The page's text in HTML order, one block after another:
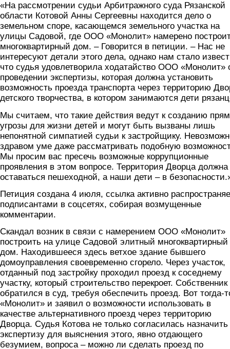
«На рассмотрении судьи Арбитражного суда Рязанской
области Котовой Анны Сергеевны находится дело о
земельном споре, касающемся земельного участка на
улицы Садовой, где ООО «Монолит» намерено
многоквартирный дом. – Говорится в петиции. – Нас не
интересуют детали этого дела, однако нам стало
что судья удовлетворила ходатайство ООО «Монолит»
проведении экспертизы, которая должна установить
возможность проезда транспорта через территорию
детского творчества, в котором занимаются дети
Мы считаем, что такие действия ведут к созданию
угрозы для жизни детей и могут быть вызваны лишь
непонятной симпатией судьи к застройщику.
здравом уме даже рассматривать подобную
Мы просим вас пресечь возможные коррупционные
проявления в этом вопросе. Территория Дворца должна
оставаться пешеходной, а наши дети – в
Петиция создана 4 июля, ссылка активно
подписантами в соцсетях, собирая возмущенные
комментарии.
Скандал возник в связи с намерением ООО «Монолит»
построить на улице Садовой элитный многоквартирный
дом. Находившееся здесь ветхое здание бывшего
домоуправления своевременно сгорело. Через участок,
отданный под застройку проходил проезд к соседнему
участку, который строительство перекроет. Собственник
обратился в суд, требуя обеспечить проезд. Вот тогда-
«Монолит» и заявил о возможности использовать в
качестве альтернативного проезд через территорию
Дворца. Судья Котова не только согласилась назначить
экспертизу для выяснения этого, явно отдающего
безумием, вопроса – можно ли сделать проезд по